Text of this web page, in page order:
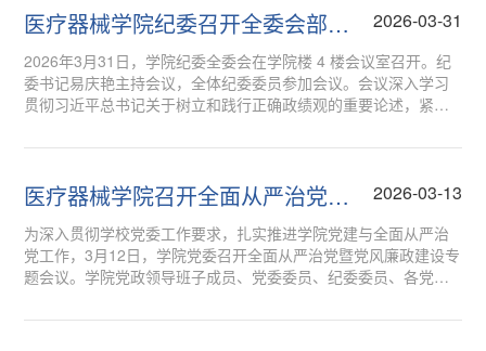
医疗器械学院纪委召开全委会部署
相关工作
2026-03-31
2026年3月31日，学院纪委全委会在学院楼 4 楼会议室召开。纪
委书记易庆艳主持会议，全体纪委委员参加会议。会议深入学习
贯彻习近平总书记关于树立和践行正确政绩观的重要论述，紧密
纪检监察工作的结合点、发力点，将...
医疗器械学院召开全面从严治党暨
党风廉政建设专题会议
2026-03-13
为深入贯彻学校党委工作要求，扎实推进学院党建与全面从严治
党工作，3月12日，学院党委召开全面从严治党暨党风廉政建设专
题会议。学院党政领导班子成员、党委委员、纪委委员、各党支
持。会上，开展“第一议题”学习，...